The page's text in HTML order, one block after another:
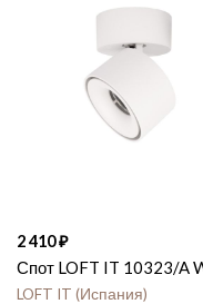
2 410
Спот LOFT IT 10323/A
LOFT IT Испания